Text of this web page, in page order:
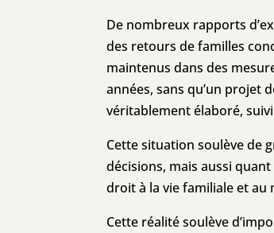
De nombreux rapports
des retours de familles
maintenus dans des
années, sans qu’un projet
véritablement élaboré,
Cette situation soulève de
décisions, mais aussi
droit à la vie familiale et au
Cette réalité soulève